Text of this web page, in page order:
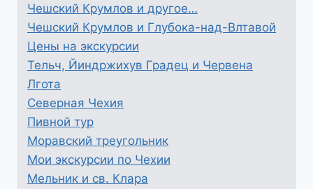
Чешский Крумлов и другое…
Чешский Крумлов и Глубока-над-Влтавой
Цены на экскурсии
Тельч, Йиндржихув Градец и Червена
Лгота
Северная Чехия
Пивной тур
Моравский треугольник
Мои экскурсии по Чехии
Мельник и св. Клара